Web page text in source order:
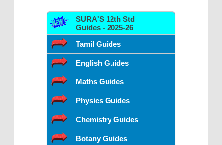
SURA'S 12th Std
Guides - 2025-26
Tamil Guides
English Guides
Maths Guides
Physics Guides
Chemistry Guides
Botany Guides